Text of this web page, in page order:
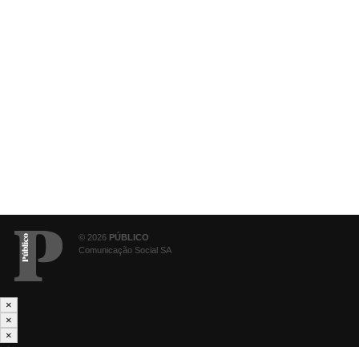
© 2026 PÚBLICO
Comunicação Social SA
×
×
×